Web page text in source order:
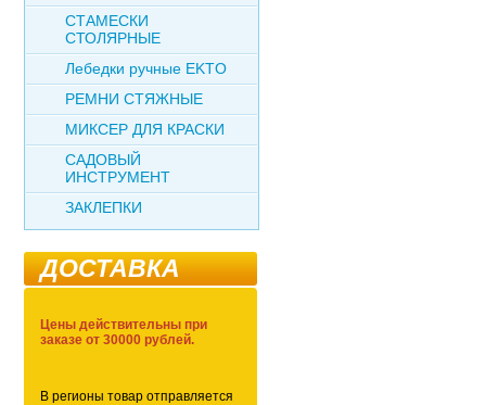
СТАМЕСКИ
СТОЛЯРНЫЕ
Лебедки ручные EKTO
РЕМНИ СТЯЖНЫЕ
МИКСЕР ДЛЯ КРАСКИ
САДОВЫЙ
ИНСТРУМЕНТ
ЗАКЛЕПКИ
ДОСТАВКА
Цены действительны при
заказе от 30000 рублей.
В регионы товар отправляется